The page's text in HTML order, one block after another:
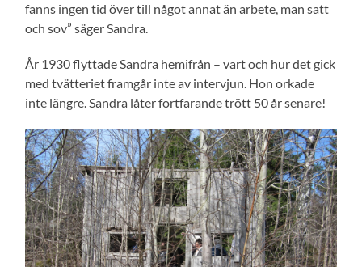
fanns ingen tid över till något annat än arbete, man satt
och sov” säger Sandra.
År 1930 flyttade Sandra hemifrån – vart och hur det gick
med tvätteriet framgår inte av intervjun. Hon orkade
inte längre. Sandra låter fortfarande trött 50 år senare!